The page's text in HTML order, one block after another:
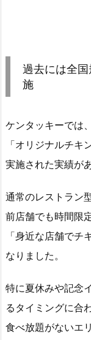
過去には全
施
ケンタッキーでは
「オリジナルチ
実施された実績が
通常のレストラン
前店舗でも時間限
「身近な店舗で
なりました。
特に夏休みや記念
るタイミングに合
食べ放題がないエ